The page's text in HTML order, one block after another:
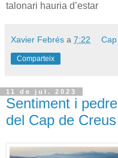
talonari hauria d’estar
Xavier Febrés a 7:22
Comparteix
11 de jul. 2023
Sentiment i
del Cap de Creus